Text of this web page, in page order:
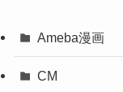
Ameba漫画
CM